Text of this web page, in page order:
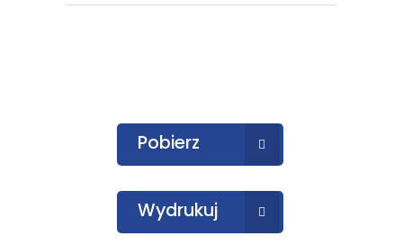
Pobierz
Wydrukuj